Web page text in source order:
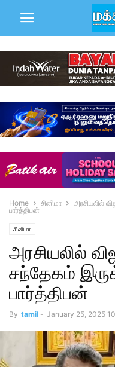
Home சினிமா
அரசியலில்
பார்த்திபன்
சினிமா
அரசியலில்
சந்தேகம்
பார்த்திபன்
By tamil - January 25, 2025